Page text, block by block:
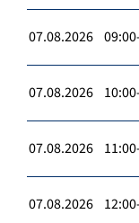
07.08.2026
07.08.2026
07.08.2026
07.08.2026